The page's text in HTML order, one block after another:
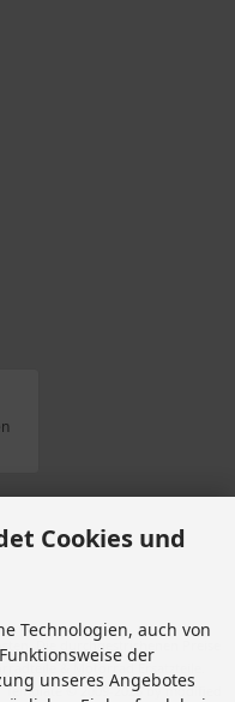
. Die durchgestrichenen Preise
& Motorrad Ersatzteile.
© 2009-2026 by modified
Cookies und
Technologien, auch von
der
unseres Angebotes